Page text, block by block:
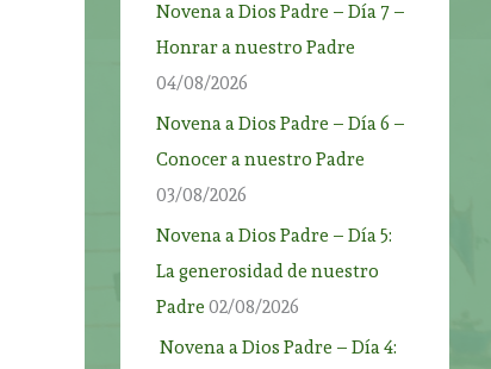
Novena a Dios Padre – Día 7 –
Honrar a nuestro Padre
04/08/2026
Novena a Dios Padre – Día 6 –
Conocer a nuestro Padre
03/08/2026
Novena a Dios Padre – Día 5:
La generosidad de nuestro
Padre 02/08/2026
Novena a Dios Padre – Día 4: